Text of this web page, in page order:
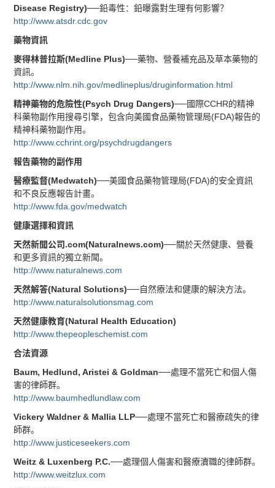
Disease Registry)──鉛毒性：鉛曝露對生理有何影響？
http://www.atsdr.cdc.gov
藥物資訊
麥得林普拉斯(Medline Plus)──藥物、營養補充品及草本藥物的
資訊。
http://www.nlm.nih.gov/medlineplus/druginformation.html
精神藥物的危險性(Psych Drug Dangers)──國際CCHR的精神
科藥物副作用搜尋引擎，包含向美國食品藥物管理局(FDA)報告的
精神科藥物副作用。
http://www.cchrint.org/psychdrugdangers
報告藥物的副作用
醫療監督(Medwatch)──美國食品藥物管理局(FDA)的安全資訊
和不良反應報告計畫。
http://www.fda.gov/medwatch
健康選擇和資訊
天然新聞公司.com(Naturalnews.com)──關於天然健康、營養
和更多資訊的獨立新聞。
http://www.naturalnews.com
天然解答(Natural Solutions)──自然療法和健康的解決方法。
http://www.naturalsolutionsmag.com
天然健康教育(Natural Health Education)
http://www.thepeopleschemist.com
合法資源
Baum, Hedlund, Aristei & Goldman──處理不當死亡和個人傷
害的律師群。
http://www.baumhedlundlaw.com
Vickery Waldner & Mallia LLP──處理不當死亡和醫療疏失的律
師群。
http://www.justiceseekers.com
Weitz & Luxenberg P.C.──處理個人傷害和醫療瀆職的律師群。
http://www.weitzlux.com